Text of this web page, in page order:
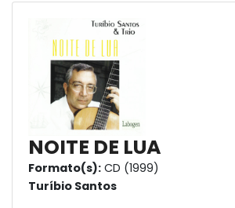
NOITE DE LUA
Formato(s): CD (1999)
Turíbio Santos